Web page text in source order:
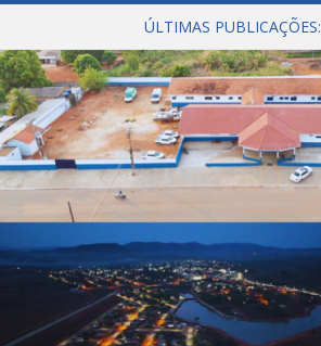
ÚLTIMAS PUBLICAÇÕES: